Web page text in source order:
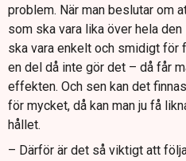
problem. När man beslutar om
som ska vara lika över hela
ska vara enkelt och smidigt för
en del då inte gör det – då får
effekten. Och sen kan det
för mycket, då kan man ju få
hållet.
– Därför är det så viktigt att